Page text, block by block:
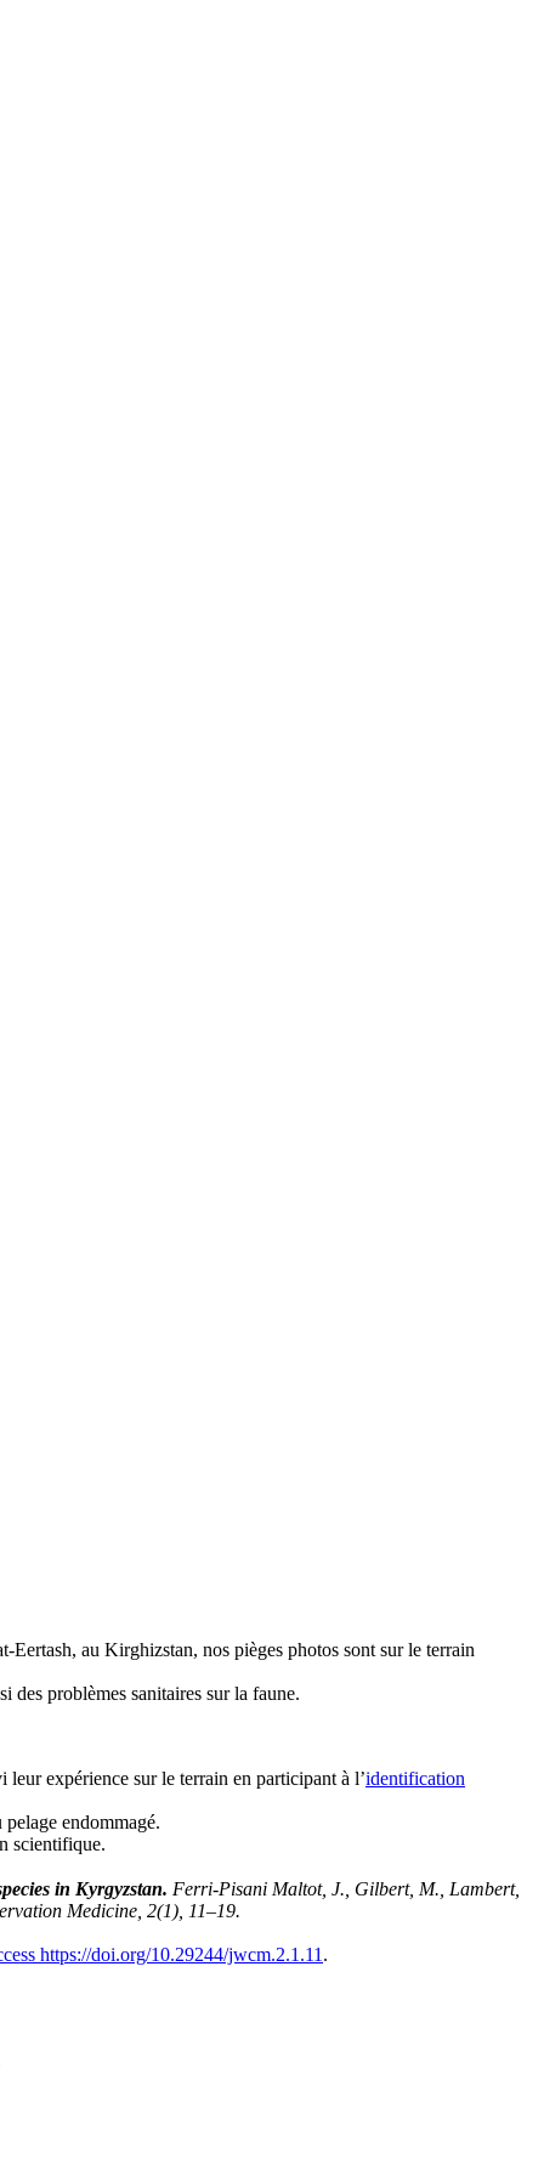
Eertash, au Kirghizstan, nos pièges photos sont sur le terrain
des problèmes sanitaires sur la faune.
expérience sur le terrain en participant à l’identification
endommagé.
scientifique.
in Kyrgyzstan. Ferri-Pisani Maltot, J., Gilbert, M., Lambert,
Medicine, 2(1), 11–19.
https://doi.org/10.29244/jwcm.2.1.11 .